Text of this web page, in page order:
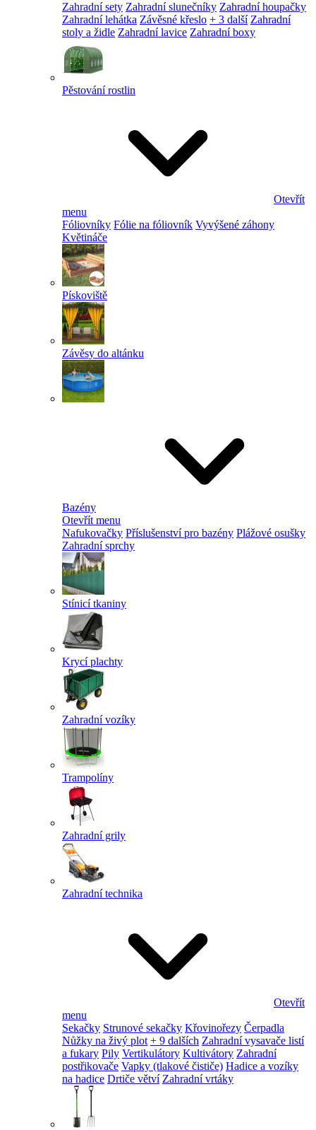
Zahradní sety Zahradní slunečníky Zahradní houpačky
Zahradní lehátka Závěsné křeslo + 3 další Zahradní
stoly a židle Zahradní lavice Zahradní boxy
Pěstování rostlin
Otevřít
menu
Fóliovníky Fólie na fóliovník Vyvýšené záhony
Květináče
Pískoviště
Závěsy do altánku
Bazény
Otevřít menu
Nafukovačky Příslušenství pro bazény Plážové osušky
Zahradní sprchy
Stínicí tkaniny
Krycí plachty
Zahradní vozíky
Trampolíny
Zahradní grily
Zahradní technika
Otevřít
menu
Sekačky Strunové sekačky Křovinořezy Čerpadla
Nůžky na živý plot + 9 dalších Zahradní vysavače listí
a fukary Pily Vertikulátory Kultivátory Zahradní
postřikovače Vapky (tlakové čističe) Hadice a vozíky
na hadice Drtiče větví Zahradní vrtáky